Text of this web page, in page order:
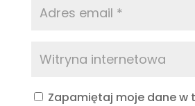
Zapamiętaj moje dane w